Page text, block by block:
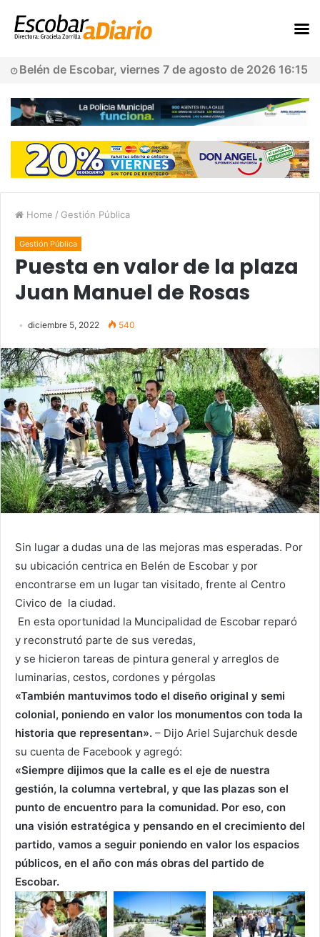
Belén de Escobar, viernes 7 de agosto de 2026 16:15
Home / Gestión Pública
Gestión Pública
Puesta en valor de la plaza
Juan Manuel de Rosas
diciembre 5, 2022 540
Sin lugar a dudas una de las mejoras mas esperadas. Por
su ubicación centrica en Belén de Escobar y por
encontrarse em un lugar tan visitado, frente al Centro
Civico de la ciudad.
En esta oportunidad la Muncipalidad de Escobar reparó
y reconstrutó parte de sus veredas,
y se hicieron tareas de pintura general y arreglos de
luminarias, cestos, cordones y pérgolas
«También mantuvimos todo el diseño original y semi
colonial, poniendo en valor los monumentos con toda la
historia que representan». – Dijo Ariel Sujarchuk desde
su cuenta de Facebook y agregó:
«Siempre dijimos que la calle es el eje de nuestra
gestión, la columna vertebral, y que las plazas son el
punto de encuentro para la comunidad. Por eso, con
una visión estratégica y pensando en el crecimiento del
partido, vamos a seguir poniendo en valor los espacios
públicos, en el año con más obras del partido de
Escobar.